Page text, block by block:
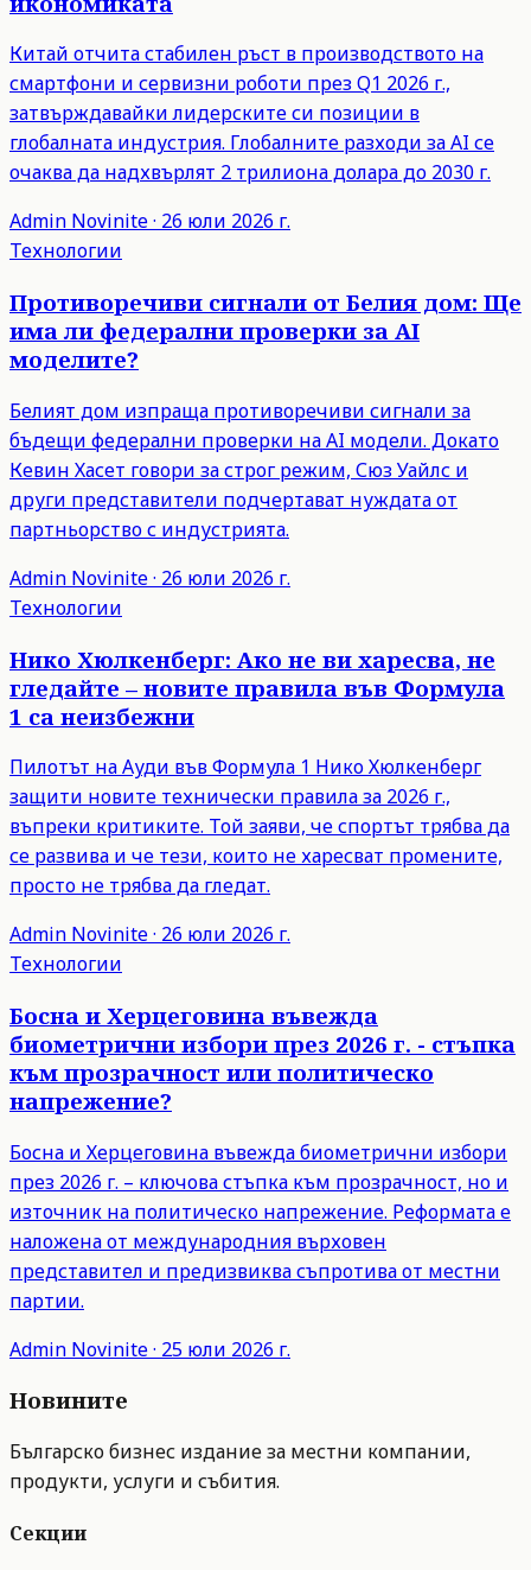
Китай отчита стабилен ръст в производството на
смартфони и сервизни роботи през Q1 2026 г.,
затвърждавайки лидерските си позиции в
глобалната индустрия. Глобалните разходи за AI се
очаква да надхвърлят 2 трилиона долара до 2030 г.
Admin Novinite· 26 юли 2026 г.
Технологии
Противоречиви сигнали от Белия дом: Ще
има ли федерални проверки за AI
моделите?
Белият дом изпраща противоречиви сигнали за
бъдещи федерални проверки на AI модели. Докато
Кевин Хасет говори за строг режим, Сюз Уайлс и
други представители подчертават нуждата от
партньорство с индустрията.
Admin Novinite· 26 юли 2026 г.
Технологии
Нико Хюлкенберг: Ако не ви харесва, не
гледайте – новите правила във Формула
1 са неизбежни
Пилотът на Ауди във Формула 1 Нико Хюлкенберг
защити новите технически правила за 2026 г.,
въпреки критиките. Той заяви, че спортът трябва да
се развива и че тези, които не харесват промените,
просто не трябва да гледат.
Admin Novinite· 26 юли 2026 г.
Технологии
Босна и Херцеговина въвежда
биометрични избори през 2026 г. - стъпка
към прозрачност или политическо
напрежение?
Босна и Херцеговина въвежда биометрични избори
през 2026 г. – ключова стъпка към прозрачност, но и
източник на политическо напрежение. Реформата е
наложена от международния върховен
представител и предизвиква съпротива от местни
партии.
Admin Novinite· 25 юли 2026 г.
Новините
Българско бизнес издание за местни компании,
продукти, услуги и събития.
Секции